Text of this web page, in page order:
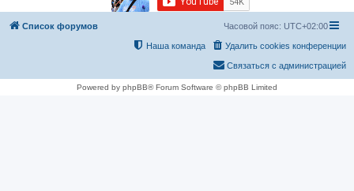
Список форумов Часовой пояс: UTC+02:00
Удалить cookies конференции
Наша команда
Связаться с администрацией
Powered by phpBB® Forum Software © phpBB Limited